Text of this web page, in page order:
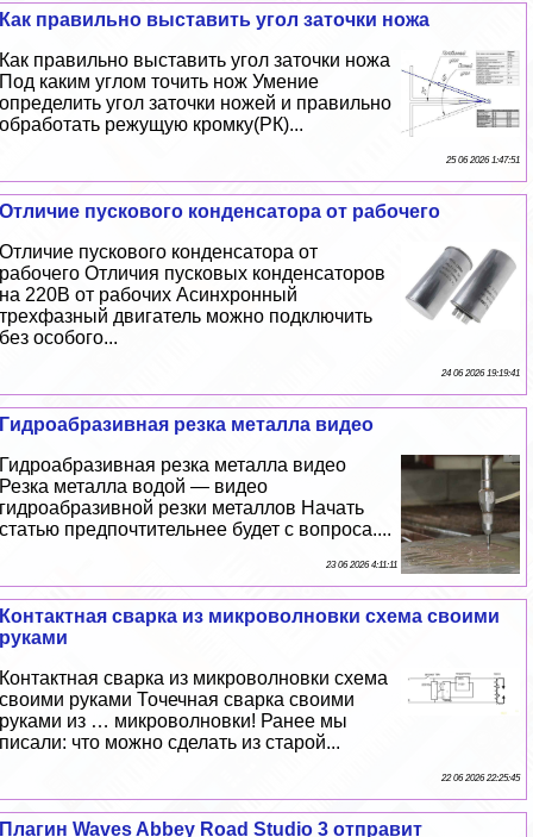
Как правильно выставить угол заточки ножа
Как правильно выставить угол заточки ножа
Под каким углом точить нож Умение
определить угол заточки ножей и правильно
обработать режущую кромку(РК)...
25 06 2026 1:47:51
Отличие пускового конденсатора от рабочего
Отличие пускового конденсатора от
рабочего Отличия пусковых конденсаторов
на 220В от рабочих Асинхронный
трехфазный двигатель можно подключить
без особого...
24 06 2026 19:19:41
Гидроабразивная резка металла видео
Гидроабразивная резка металла видео
Резка металла водой — видео
гидроабразивной резки металлов Начать
статью предпочтительнее будет с вопроса....
23 06 2026 4:11:11
Контактная сварка из микроволновки схема своими
руками
Контактная сварка из микроволновки схема
своими руками Точечная сварка своими
руками из … микроволновки! Ранее мы
писали: что можно сделать из старой...
22 06 2026 22:25:45
Плагин Waves Abbey Road Studio 3 отправит